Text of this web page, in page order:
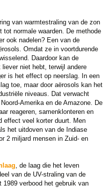
van warmtestraling van de zon
tot normale waarden. De methode
ook nadelen? Een van de
Omdat ze in voortdurende
Daardoor kan de
niet hebt, terwijl andere
is het effect op neerslag. In een
toe, maar door aërosols kan het
niveaus. Dat verwacht
Amerika en de Amazone. De
reageren, samenklonteren en
effect veel korter duurt. Men
het uitdoven van de Indiase
2 miljard mensen in Zuid- en
, de laag die het leven
van de UV-straling van de
1989 verbood het gebruik van